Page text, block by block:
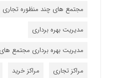
مجتمع های چند منظوره تجاری
مدیریت بهره برداری
مدیریت بهره برداری مجتمع
مراکز تجاری
مراکز خرید